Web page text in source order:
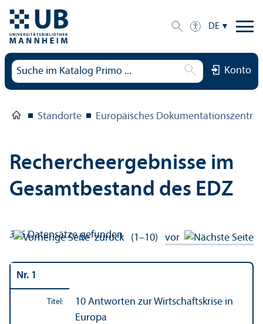
DE
Konto
Standorte Europäisches
Rechercheergebnisse im
Gesamtbestand des EDZ
346Datensätze gefunden
zurück (1–10) vor
Nr. 1
Titel:
10 Antworten zur Wirtschafts­krise in
Europa